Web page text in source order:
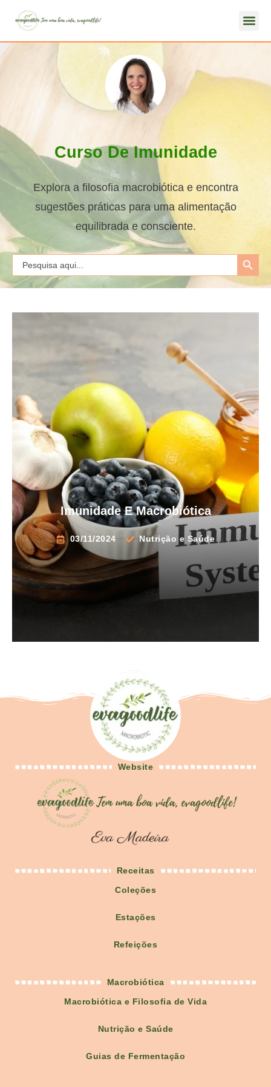
Curso De Imunidade
Explora a filosofia macrobiótica e encontra
sugestões práticas para uma alimentação
equilibrada e consciente.
Search
for:
Search Button
Imunidade E Macrobiótica
03/11/2024 Nutrição e Saúde
Website
Receitas
Coleções
Estações
Refeições
Macrobiótica
Macrobiótica e Filosofia de Vida
Nutrição e Saúde
Guias de Fermentação